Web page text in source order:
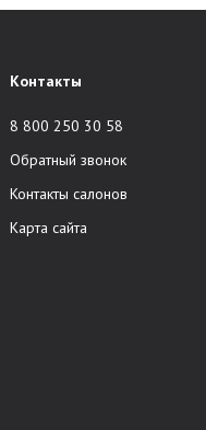
Контакты
8 800 250 30 58
Обратный звонок
Контакты салонов
Карта сайта